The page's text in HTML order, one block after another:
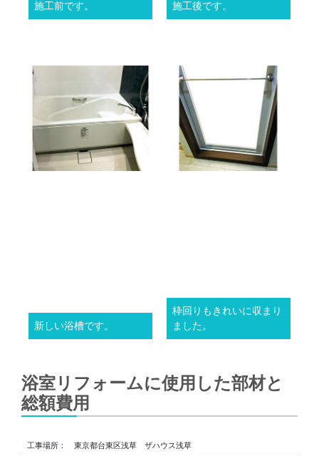
施工前です。 施工後です。
新しい浴槽です。
枠回りもきれいに収まり
ました。
浴室リフォームに使用した部材と
総額費用
工事場所： 東京都台東区浅草 ザハウス浅草